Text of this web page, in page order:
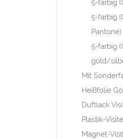
5-farbig
5-farbig
Pantone)
5-farbig
gold/
Mit
Heißfolie
Duftlack
Plastik-
Magnet-